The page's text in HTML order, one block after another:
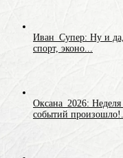
Иван_Супер: Ну и
спорт, эконо...
Оксана_2026:
событий